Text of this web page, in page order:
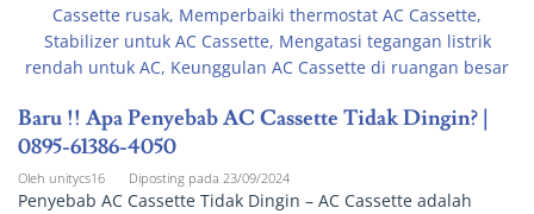
Baru !! Apa Penyebab AC Cassette Tidak Dingin? |
0895-61386-4050
Oleh unitycs16 Diposting pada 23/09/2024
Penyebab AC Cassette Tidak Dingin – AC Cassette adalah